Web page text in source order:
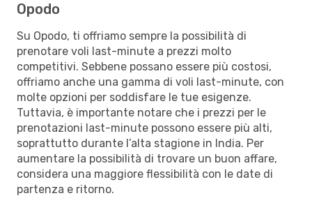
Opodo
Su Opodo, ti offriamo sempre la possibilità di
prenotare voli last-minute a prezzi molto
competitivi. Sebbene possano essere più costosi,
offriamo anche una gamma di voli last-minute, con
molte opzioni per soddisfare le tue esigenze.
Tuttavia, è importante notare che i prezzi per le
prenotazioni last-minute possono essere più alti,
soprattutto durante l’alta stagione in India. Per
aumentare la possibilità di trovare un buon affare,
considera una maggiore flessibilità con le date di
partenza e ritorno.